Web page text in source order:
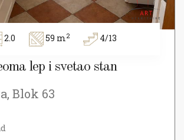
2.0 59 m2 4/13
lep i svetao stan
Blok 63